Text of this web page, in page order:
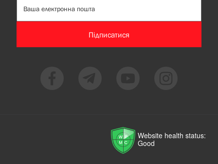
Підписатися
Website health status:
Good